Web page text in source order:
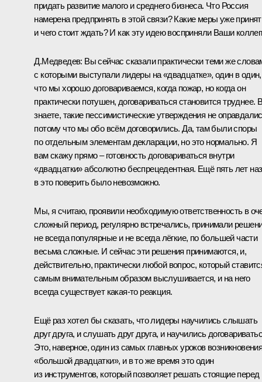
придать развитие малого и среднего бизнеса. Что Россия
намерена предпринять в этой связи? Какие меры уже
и чего стоит ждать? И как эту идею восприняли Ваши
Д.Медведев: Вы сейчас сказали практически теми же
с которыми выступали лидеры на «двадцатке», один в один,
что мы хорошо договариваемся, когда пожар, но когда он
практически потушен, договариваться становится труднее.
знаете, такие пессимистические утверждения не
потому что мы обо всём договорились. Да, там были споры
по отдельным элементам декларации, но это нормально. Я
вам скажу прямо – готовность договариваться внутри
«двадцатки» абсолютно беспрецедентная. Ещё пять лет
в это поверить было невозможно.
Мы, я считаю, проявили необходимую ответственность в
сложный период, регулярно встречались, принимали
не всегда популярные и не всегда лёгкие, по большей части
весьма сложные. И сейчас эти решения принимаются, и,
действительно, практически любой вопрос, который
самым внимательным образом выслушивается, и на него
всегда существует какая‑то реакция.
Ещё раз хотел бы сказать, что лидеры научились слышать
друг друга, и слушать друг друга, и научились
Это, наверное, один из самых главных уроков
«большой двадцатки», и в то же время это один
из инструментов, который позволяет решать стоящие перед